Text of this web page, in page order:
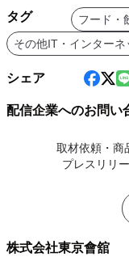
タグ フード・
その他IT・インターネ
シェア
配信企業へのお問い
取材依頼・商
プレスリリ
株式会社東京會舘